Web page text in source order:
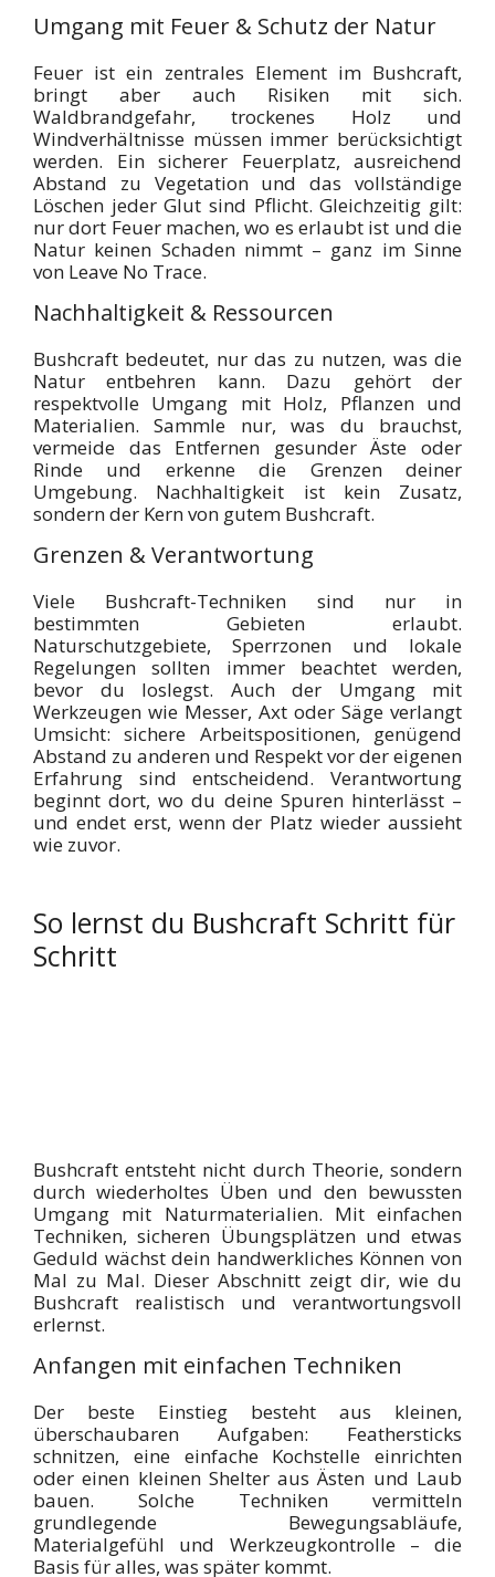
Umgang mit Feuer & Schutz der Natur
Feuer ist ein zentrales Element im Bushcraft,
bringt aber auch Risiken mit sich.
Waldbrandgefahr, trockenes Holz und
Windverhältnisse müssen immer berücksichtigt
werden. Ein sicherer Feuerplatz, ausreichend
Abstand zu Vegetation und das vollständige
Löschen jeder Glut sind Pflicht. Gleichzeitig gilt:
nur dort Feuer machen, wo es erlaubt ist und die
Natur keinen Schaden nimmt – ganz im Sinne
von Leave No Trace.
Nachhaltigkeit & Ressourcen
Bushcraft bedeutet, nur das zu nutzen, was die
Natur entbehren kann. Dazu gehört der
respektvolle Umgang mit Holz, Pflanzen und
Materialien. Sammle nur, was du brauchst,
vermeide das Entfernen gesunder Äste oder
Rinde und erkenne die Grenzen deiner
Umgebung. Nachhaltigkeit ist kein Zusatz,
sondern der Kern von gutem Bushcraft.
Grenzen & Verantwortung
Viele Bushcraft-Techniken sind nur in
bestimmten Gebieten erlaubt.
Naturschutzgebiete, Sperrzonen und lokale
Regelungen sollten immer beachtet werden,
bevor du loslegst. Auch der Umgang mit
Werkzeugen wie Messer, Axt oder Säge verlangt
Umsicht: sichere Arbeitspositionen, genügend
Abstand zu anderen und Respekt vor der eigenen
Erfahrung sind entscheidend. Verantwortung
beginnt dort, wo du deine Spuren hinterlässt –
und endet erst, wenn der Platz wieder aussieht
wie zuvor.
So lernst du Bushcraft Schritt für
Schritt
Bushcraft entsteht nicht durch Theorie, sondern
durch wiederholtes Üben und den bewussten
Umgang mit Naturmaterialien. Mit einfachen
Techniken, sicheren Übungsplätzen und etwas
Geduld wächst dein handwerkliches Können von
Mal zu Mal. Dieser Abschnitt zeigt dir, wie du
Bushcraft realistisch und verantwortungsvoll
erlernst.
Anfangen mit einfachen Techniken
Der beste Einstieg besteht aus kleinen,
überschaubaren Aufgaben: Feathersticks
schnitzen, eine einfache Kochstelle einrichten
oder einen kleinen Shelter aus Ästen und Laub
bauen. Solche Techniken vermitteln
grundlegende Bewegungsabläufe,
Materialgefühl und Werkzeugkontrolle – die
Basis für alles, was später kommt.